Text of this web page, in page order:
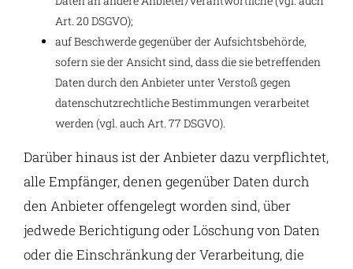
Art. 20 DSGVO);
auf Beschwerde gegenüber der Aufsichtsbehörde,
sofern sie der Ansicht sind, dass die sie betreffenden
Daten durch den Anbieter unter Verstoß gegen
datenschutzrechtliche Bestimmungen verarbeitet
werden (vgl. auch Art. 77 DSGVO).
Darüber hinaus ist der Anbieter dazu verpflichtet,
alle Empfänger, denen gegenüber Daten durch
den Anbieter offengelegt worden sind, über
jedwede Berichtigung oder Löschung von Daten
oder die Einschränkung der Verarbeitung, die